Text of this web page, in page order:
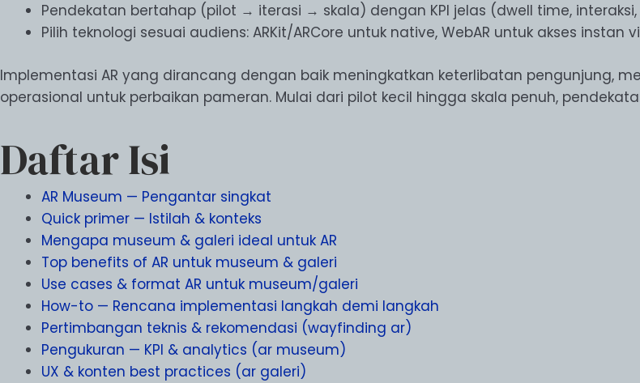
Pendekatan bertahap (pilot → iterasi → skala) dengan KPI jelas (dwell time,
Pilih teknologi sesuai audiens: ARKit/ARCore untuk native, WebAR untuk akses instan
Implementasi AR yang dirancang dengan baik meningkatkan keterlibatan pengunjung,
operasional untuk perbaikan pameran. Mulai dari pilot kecil hingga skala penuh,
Daftar Isi
AR Museum — Pengantar singkat
Quick primer — Istilah & konteks
Mengapa museum & galeri ideal untuk AR
Top benefits of AR untuk museum & galeri
Use cases & format AR untuk museum/galeri
How-to — Rencana implementasi langkah demi langkah
Pertimbangan teknis & rekomendasi (wayfinding ar)
Pengukuran — KPI & analytics (ar museum)
UX & konten best practices (ar galeri)